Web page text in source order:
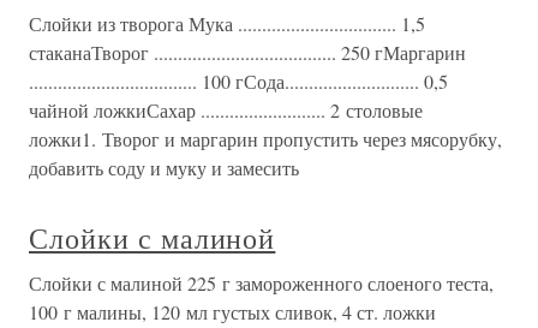
Слойки из творога Мука ................................. 1,5
стаканаТворог ...................................... 250 гМаргарин
................................... 100 гСода............................ 0,5
чайной ложкиСахар .......................... 2 столовые
ложки1. Творог и маргарин пропустить через мясорубку,
добавить соду и муку и замесить
Слойки с малиной
Слойки с малиной 225 г замороженного слоеного теста,
100 г малины, 120 мл густых сливок, 4 ст. ложки